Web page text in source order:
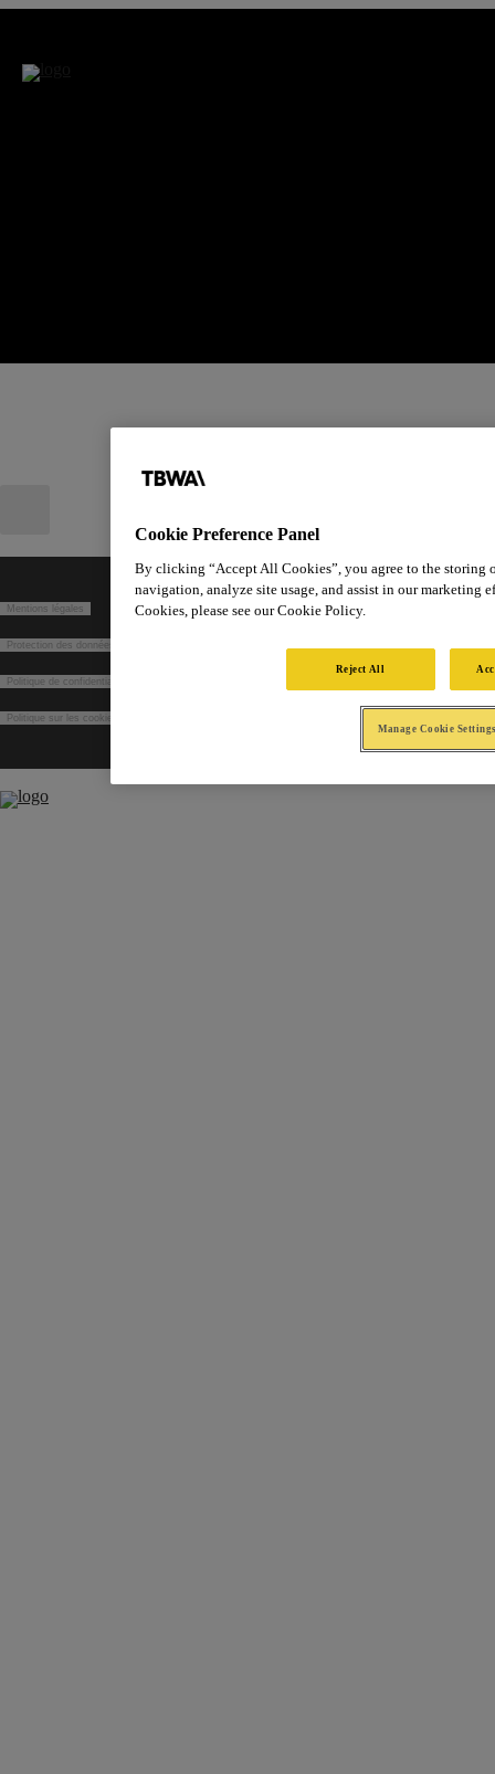
Mentions légales
Protection des données dans le cadre du recrutement
Politique de confidentialité
Politique sur les cookies
Cookie Preference Panel
By clicking “Accept All Cookies”, you agree to the storing
navigation, analyze site usage, and assist in our marketing
Cookies, please see our Cookie Policy.
Reject All
Manage Cookie